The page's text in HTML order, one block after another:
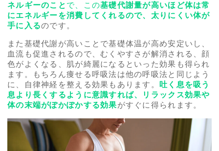
ネルギーのこと で、この基礎代謝量が高いほど体は常
にエネルギーを消費してくれるので、太りにくい体が
手に入るのです。
また基礎代謝が高いことで基礎体温が高め安定いし、
血流も促進されるので、むくやすさが解消される、顔
色がよくなる、肌が綺麗になるといった効果も得られ
ます。もちろん痩せる呼吸法は他の呼吸法と同じよう
に、自律神経を整える効果もあります。
吐く息を吸う
息より長くするように意識すれば、リラックス効果や
体の末端がぽかぽかする効果がすぐに得られます。